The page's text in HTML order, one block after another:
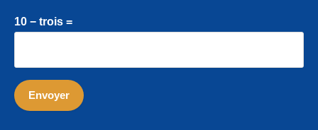
10 − trois =